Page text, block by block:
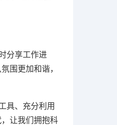
分享工作进
围更加和谐，
具、充分利用
让我们拥抱科